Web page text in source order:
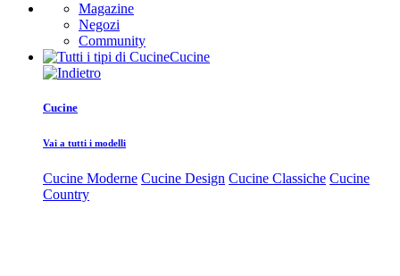
Magazine
Negozi
Community
Cucine
Cucine
Vai a tutti i modelli
Cucine Moderne Cucine Design Cucine Classiche Cucine
Country